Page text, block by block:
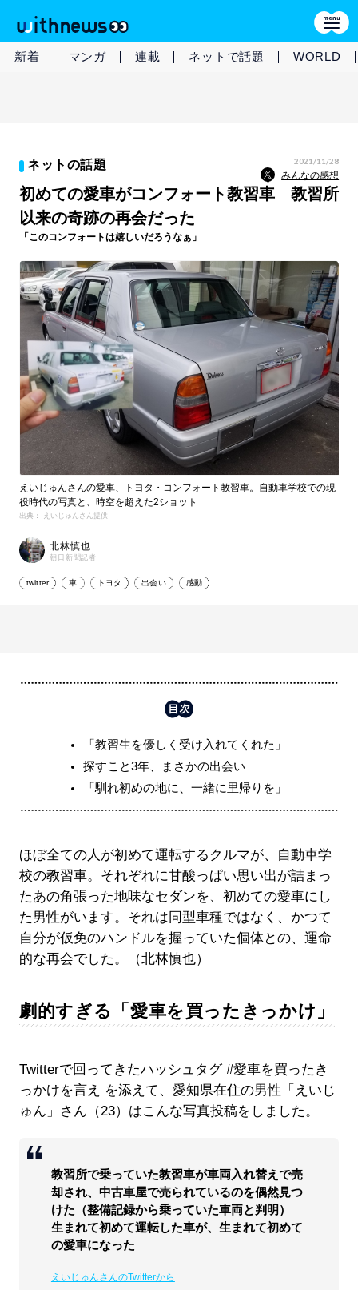
新着 マンガ 連載 ネットで話題 WORLD
ネットの話題 2021/11/28
みんなの感想
初めての愛車がコンフォート教習車 教習所
以来の奇跡の再会だった
「このコンフォートは嬉しいだろうなぁ」
えいじゅんさんの愛車、トヨタ・コンフォート教習車。自動車学校での現
役時代の写真と、時空を超えた2ショット
出典： えいじゅんさん提供
北林慎也
朝日新聞記者
twitter 車 トヨタ 出会い 感動
「教習生を優しく受け入れてくれた」
探すこと3年、まさかの出会い
「馴れ初めの地に、一緒に里帰りを」
ほぼ全ての人が初めて運転するクルマが、自動車学
校の教習車。それぞれに甘酸っぱい思い出が詰まっ
たあの角張った地味なセダンを、初めての愛車にし
た男性がいます。それは同型車種ではなく、かつて
自分が仮免のハンドルを握っていた個体との、運命
的な再会でした。（北林慎也）
劇的すぎる「愛車を買ったきっかけ」
Twitterで回ってきたハッシュタグ #愛車を買ったき
っかけを言え を添えて、愛知県在住の男性「えいじ
ゅん」さん（23）はこんな写真投稿をしました。
教習所で乗っていた教習車が車両入れ替えで売
却され、中古車屋で売られているのを偶然見つ
けた（整備記録から乗っていた車両と判明）
生まれて初めて運転した車が、生まれて初めて
の愛車になった
えいじゅんさんのTwitterから